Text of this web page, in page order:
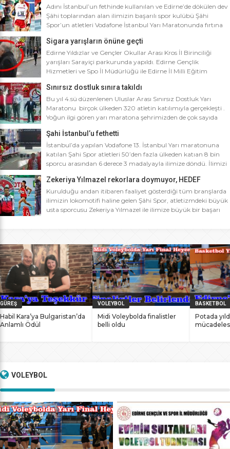
Adını İstanbul’un fethinde kullanılan ve Edirne’de dökülen dev
Şâhi toplarından alan ilimizin başarılı spor kulübü Şâhi
Spor’un atletleri Vodafone İstanbul Yarı Maratonunda fırtına
Vodafone İstanbul Yarı Maratonu’na ilimizden Şâhi Spor 5
sporcusuyla katıldı. Vodafone İstanbul Yarı Maratonu 10 bin
metre yarışına toplamda 4 bin […]
Sigara yarışların önüne geçti
Edirne Yıldızlar ve Gençler Okullar Arası Kros İl Birinciliği
yarışları Sarayiçi parkurunda yapıldı. Edirne Gençlik
Hizmetleri ve Spo İl Müdürlüğü ile Edirne İl Milli Eğitim
Birinciliği yarışları Sarayiçi parkurunda yapıldı. Oldukça soğuk
ve yağmurlu bir havada düzenlenen yarışlara katılımın
yoğun olması atletizm adına sevindirici bulunurken Atletizm
Federasyonu İl […]
Sınırsız dostluk sınıra takıldı
Bu yıl 4.sü düzenlenen Uluslar Arası Sınırsız Dostluk Yarı
Maratonu birçok ülkeden 320 atletin katılımıyla gerçekleşti .
Yoğun ilgi gören yarı maratona şehrimizden de çok sayıda
Ali Soydan tarafından yeni kurulmasına rağmen bir çok
branşta başarıdan başarıya koşan Edirne Al Kan Spor Kulübü
de […]
Şahi İstanbul’u fethetti
İstanbul’da yapılan Vodafone 13. İstanbul Yarı maratonuna
katılan Şahi Spor atletleri 50’den fazla ülkeden katıan 8 bin
sporcu arasından 6 derece 3 madalyayla ilimize döndü. İlimizi
spor, başarılarına bir yensini ekledi. İstanbul’da yapılan ve
50’yi aşkın ülkeden 8 bin sporcunun katıldığı Vodafone 13.
İstanbul Yarı Maratonuna katılan […]
Zekeriya Yılmazel rekorlara doymuyor, HEDEF
OLİMPİYAT ŞAMPİYONLUĞU
Kurulduğu andan itibaren faaliyet gösterdiği tüm branşlarda
ilimizin lokomotifi haline gelen Şâhi Spor, atletizmdeki büyük
usta sporcusu Zekeriya Yılmazel ile ilimize büyük bir başarı
başarılarına yenilerini ekledi. İstanbul Ataköy’de 11-12 Mart
2017 tarihlerinde düzenlenen Masterlar […]
GÜREŞ
Habil Kara’ya Bulgaristan’da
Anlamlı Ödül
VOLEYBOL
Midi Voleybolda finalistler
belli oldu
BASKETBOL
Potada
VOLEYBOL